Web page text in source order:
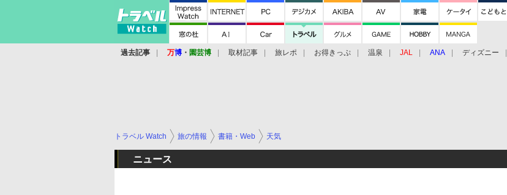
過去記事 万博 ・ 園芸博 取材記事 旅レポ お得きっぷ 温泉 JAL ANA ディズニー
トラベル Watch 旅の情報 書籍・Web 天気
ニュース